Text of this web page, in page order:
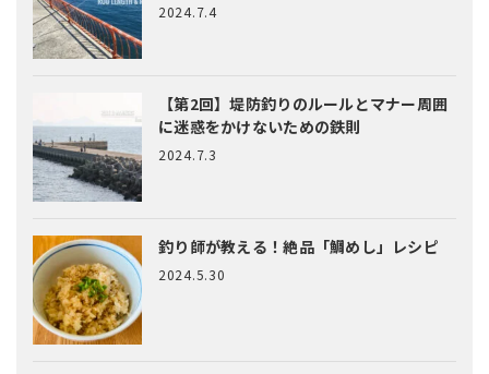
2024.7.4
【第2回】堤防釣りのルールとマナー周囲
に迷惑をかけないための鉄則
2024.7.3
釣り師が教える！絶品「鯛めし」レシピ
2024.5.30